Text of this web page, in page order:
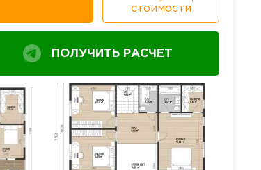
стоимости
ПОЛУЧИТЬ РАСЧЕТ